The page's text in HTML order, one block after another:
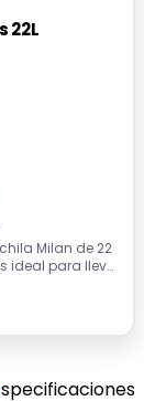
22L
Milan de 22
ideal para llevar
...